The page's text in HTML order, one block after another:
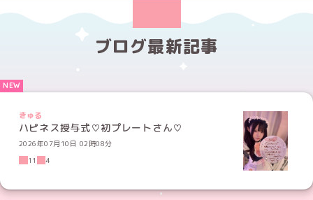
ブログ最新記事
きゅる
ハピネス授与式♡初プレートさん♡
2026年07月10日 02時08分
11
4